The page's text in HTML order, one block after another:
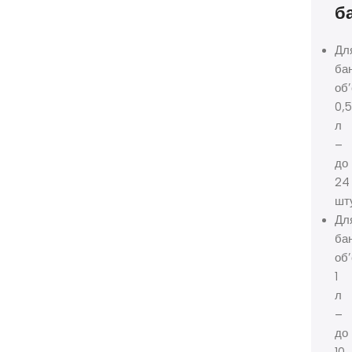
0,5
л
–
до
24
1
л
–
до